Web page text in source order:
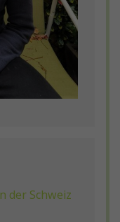
der Schweiz